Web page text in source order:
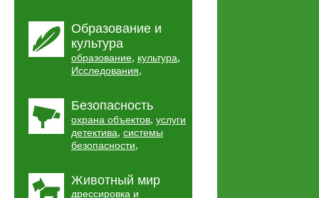
Образование и
культура
образование, культура,
Исследования,
Безопасность
охрана объектов, услуги
детектива, системы
безопасности,
Животный мир
дрессировка и